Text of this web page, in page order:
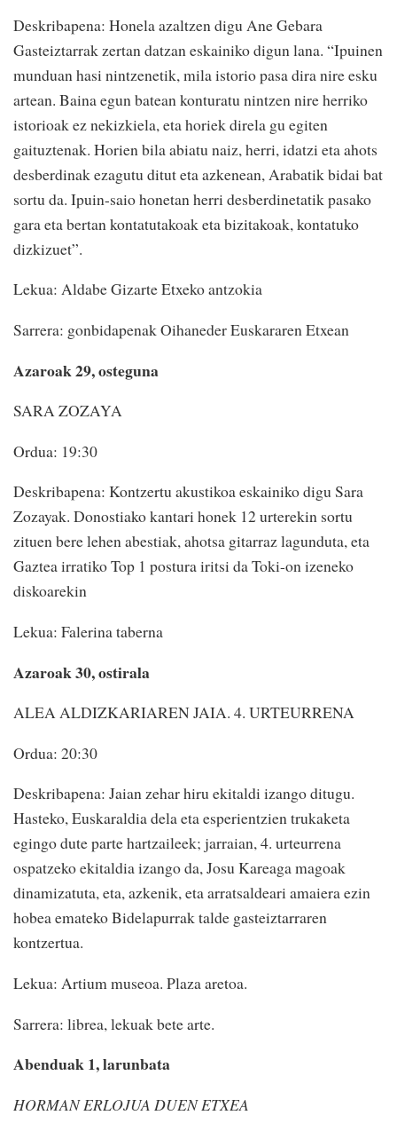
Deskribapena: Honela azaltzen digu Ane Gebara
Gasteiztarrak zertan datzan eskainiko digun lana. “Ipuinen
munduan hasi nintzenetik, mila istorio pasa dira nire esku
artean. Baina egun batean konturatu nintzen nire herriko
istorioak ez nekizkiela, eta horiek direla gu egiten
gaituztenak. Horien bila abiatu naiz, herri, idatzi eta ahots
desberdinak ezagutu ditut eta azkenean, Arabatik bidai bat
sortu da. Ipuin-saio honetan herri desberdinetatik pasako
gara eta bertan kontatutakoak eta bizitakoak, kontatuko
dizkizuet”.
Lekua: Aldabe Gizarte Etxeko antzokia
Sarrera: gonbidapenak Oihaneder Euskararen Etxean
Azaroak 29, osteguna
SARA ZOZAYA
Ordua: 19:30
Deskribapena: Kontzertu akustikoa eskainiko digu Sara
Zozayak. Donostiako kantari honek 12 urterekin sortu
zituen bere lehen abestiak, ahotsa gitarraz lagunduta, eta
Gaztea irratiko Top 1 postura iritsi da Toki-on izeneko
diskoarekin
Lekua: Falerina taberna
Azaroak 30, ostirala
ALEA ALDIZKARIAREN JAIA. 4. URTEURRENA
Ordua: 20:30
Deskribapena: Jaian zehar hiru ekitaldi izango ditugu.
Hasteko, Euskaraldia dela eta esperientzien trukaketa
egingo dute parte hartzaileek; jarraian, 4. urteurrena
ospatzeko ekitaldia izango da, Josu Kareaga magoak
dinamizatuta, eta, azkenik, eta arratsaldeari amaiera ezin
hobea emateko Bidelapurrak talde gasteiztarraren
kontzertua.
Lekua: Artium museoa. Plaza aretoa.
Sarrera: librea, lekuak bete arte.
Abenduak 1, larunbata
HORMAN ERLOJUA DUEN ETXEA